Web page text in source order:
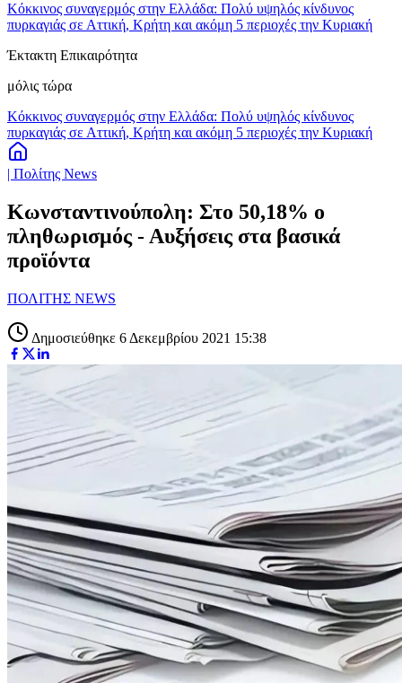
Κόκκινος συναγερμός στην Ελλάδα: Πολύ υψηλός κίνδυνος
πυρκαγιάς σε Αττική, Κρήτη και ακόμη 5 περιοχές την Κυριακή
Έκτακτη Επικαιρότητα
μόλις τώρα
Κόκκινος συναγερμός στην Ελλάδα: Πολύ υψηλός κίνδυνος
πυρκαγιάς σε Αττική, Κρήτη και ακόμη 5 περιοχές την Κυριακή
| Πολίτης News
Κωνσταντινούπολη: Στο 50,18% ο
πληθωρισμός - Αυξήσεις στα βασικά
προϊόντα
ΠΟΛΙΤΗΣ NEWS
Δημοσιεύθηκε 6 Δεκεμβρίου 2021 15:38